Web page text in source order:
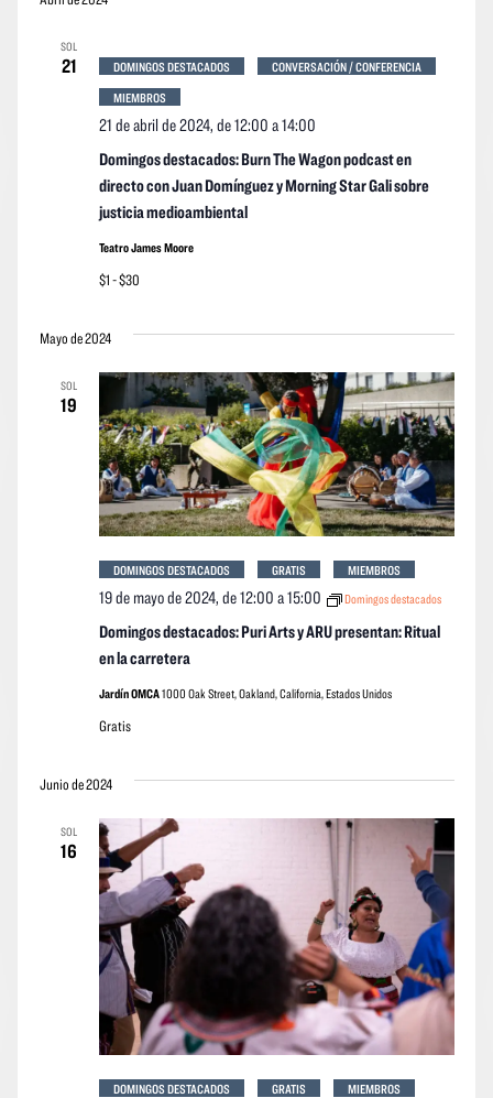
SOL
21
Domingos destacados: Burn The Wagon podcast en
directo con Juan Domínguez y Morning Star Gali sobre
justicia medioambiental
21 de abril de 2024, de 12:00 a14:00
DOMINGOS DESTACADOS
CONVERSACIÓN / CONFERENCIA
MIEMBROS
Teatro James Moore
$1 - $30
Mayo de 2024
SOL
19
Domingos destacados: Puri Arts y ARU presentan: Ritual
en la carretera
19 de mayo de 2024, de 12:00 a15:00 Domingos destacados
DOMINGOS DESTACADOS GRATIS MIEMBROS
Jardín OMCA1000 Oak Street, Oakland, California, Estados Unidos
Gratis
Junio de 2024
SOL
16
DOMINGOS DESTACADOS GRATIS MIEMBROS